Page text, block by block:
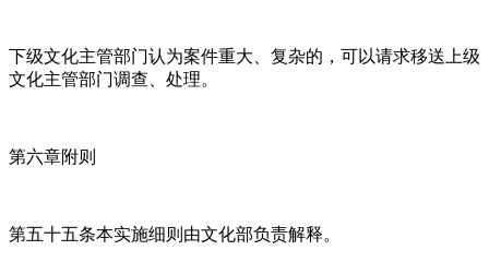
下级文化主管部门认为案件重大、复杂的，可以请求移送上级
文化主管部门调查、处理。
第六章附则
第五十五条本实施细则由文化部负责解释。